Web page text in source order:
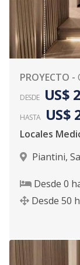
PROYECTO -
DESDE US$
HASTA US$
Locales
Piantini,
Desde 0
Desde 50